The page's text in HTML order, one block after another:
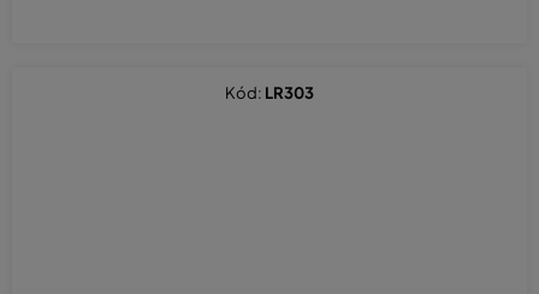
Kód: LR303